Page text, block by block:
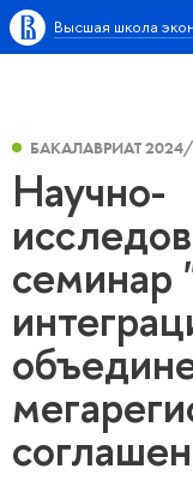
Высшая школа
БАКАЛАВРИАТ
Научно-
семинар